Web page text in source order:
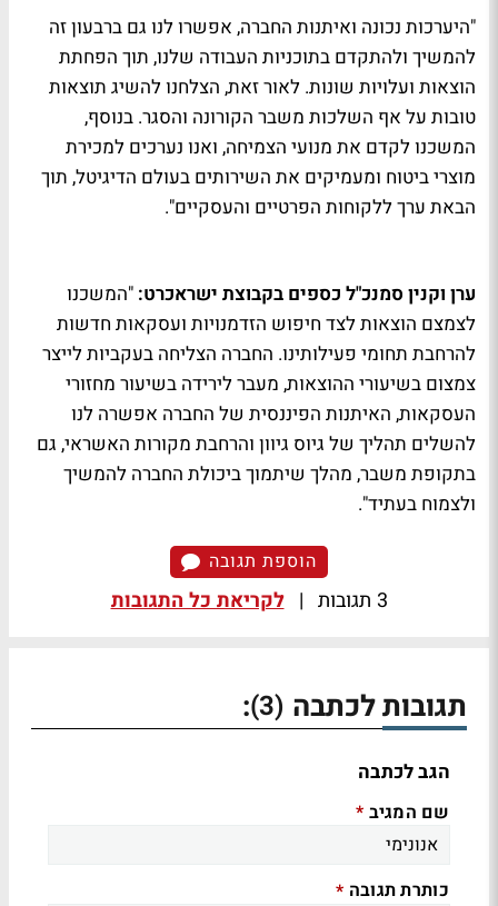
"היערכות נכונה ואיתנות החברה, אפשרו לנו גם ברבעון זה
להמשיך ולהתקדם בתוכניות העבודה שלנו, תוך הפחתת
הוצאות ועלויות שונות. לאור זאת, הצלחנו להשיג תוצאות
טובות על אף השלכות משבר הקורונה והסגר. בנוסף,
המשכנו לקדם את מנועי הצמיחה, ואנו נערכים למכירת
מוצרי ביטוח ומעמיקים את השירותים בעולם הדיגיטל, תוך
הבאת ערך ללקוחות הפרטיים והעסקיים".
ערן וקנין סמנכ"ל כספים בקבוצת ישראכרט: "המשכנו
לצמצם הוצאות לצד חיפוש הזדמנויות ועסקאות חדשות
להרחבת תחומי פעילותינו. החברה הצליחה בעקביות לייצר
צמצום בשיעורי ההוצאות, מעבר לירידה בשיעור מחזורי
העסקאות, האיתנות הפיננסית של החברה אפשרה לנו
להשלים תהליך של גיוס גיוון והרחבת מקורות האשראי, גם
בתקופת משבר, מהלך שיתמוך ביכולת החברה להמשיך
ולצמוח בעתיד".
הוספת תגובה
3 תגובות | לקריאת כל התגובות
תגובות לכתבה (3)
:
הגב לכתבה
שם המגיב *
כותרת תגובה *